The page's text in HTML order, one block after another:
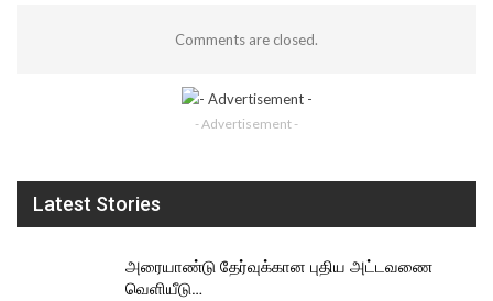
Comments are closed.
- Advertisement -
Latest Stories
அரையாண்டு தேர்வுக்கான புதிய அட்டவணை
வெளியீடு…